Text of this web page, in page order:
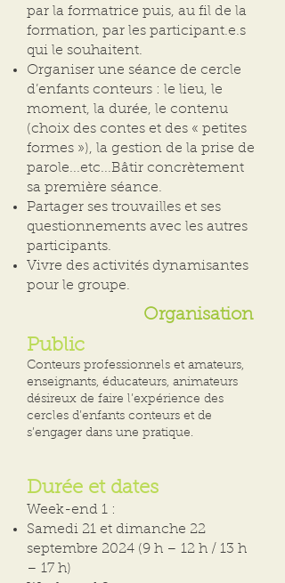
par la formatrice puis, au fil de la
formation, par les participant.e.s
qui le souhaitent.
Organiser une séance de cercle
d’enfants conteurs : le lieu, le
moment, la durée, le contenu
(choix des contes et des « petites
formes »), la gestion de la prise de
parole...etc...Bâtir concrètement
sa première séance.
Partager ses trouvailles et ses
questionnements avec les autres
participants.
Vivre des activités dynamisantes
pour le groupe.
Organisation
Public
Conteurs professionnels et amateurs,
enseignants, éducateurs, animateurs
désireux de faire l’expérience des
cercles d’enfants conteurs et de
s’engager dans une pratique.
Durée et dates
Week-end 1 :
Samedi 21 et dimanche 22
septembre 2024 (9 h – 12 h / 13 h
– 17 h)